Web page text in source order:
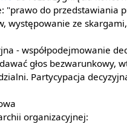
"prawo do przedstawiania
występowanie ze
- współpodejmowanie
głos bezwarunkowy,
Partycypacja
organizacyjnej: